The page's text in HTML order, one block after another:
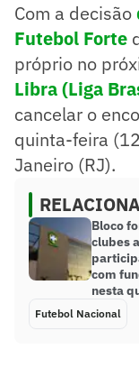
Com a decisão
Futebol Forte
próprio no
Libra (Liga
cancelar o
quinta-feira
Janeiro (RJ).
Bloco
clubes
com
nesta
Futebol Nacional